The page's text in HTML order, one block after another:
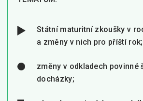
O nás
Kontakty
Státní maturitní zkoušky v
a změny v nich pro příští rok;
změny v odkladech povinné
docházky;